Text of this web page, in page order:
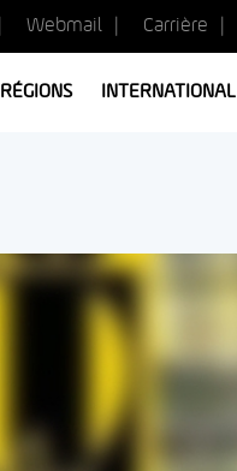
Webmail Carrière
RÉGIONS INTERNATIONAL